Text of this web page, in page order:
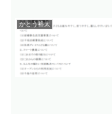
かとう裕太